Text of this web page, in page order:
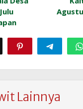
Lainnya